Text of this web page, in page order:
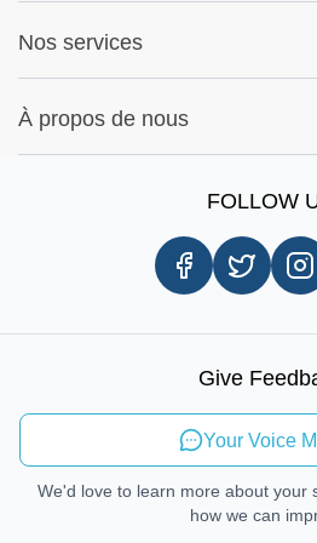
Paramètres Des Cookies
Fitment Guide
Signaler un bug
Nos services
Information sur l'expédition
Livraison le jour même
Procédures d'enlèvement en magasin
À propos de nous
Envoyer des commentaires
FOLLOW
Give
Your Voice
We'd love to learn more about your
how we can